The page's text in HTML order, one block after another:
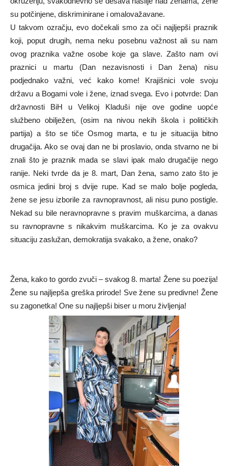
su potčinjene, diskriminirane i omalovažavane.
U takvom ozračju, evo dočekali smo za oči najljepši praznik
koji, poput drugih, nema neku posebnu važnost ali su nam
ovog praznika važne osobe koje ga slave. Zašto nam ovi
praznici u martu (Dan nezavisnosti i Dan žena) nisu
podjednako važni, već kako kome! Krajišnici vole svoju
državu a Bogami vole i žene, iznad svega. Evo i potvrde: Dan
državnosti BiH u Velikoj Kladuši nije ove godine uopće
službeno obilježen, (osim na nivou nekih škola i političkih
partija) a što se tiče Osmog marta, e tu je situacija bitno
drugačija. Ako se ovaj dan ne bi proslavio, onda stvarno ne bi
znali što je praznik mada se slavi ipak malo drugačije nego
ranije. Neki tvrde da je 8. mart, Dan žena, samo zato što je
osmica jedini broj s dvije rupe. Kad se malo bolje pogleda,
žene se jesu izborile za ravnopravnost, ali nisu puno postigle.
Nekad su bile neravnopravne s pravim muškarcima, a danas
su ravnopravne s nikakvim muškarcima. Ko je za ovakvu
situaciju zaslužan, demokratija svakako, a žene, onako?
Žena, kako to gordo zvuči – svakog 8. marta! Žene su poezija!
Žene su najljepša greška prirode! Sve žene su predivne! Žene
su zagonetka! One su najljepši biser u moru življenja!